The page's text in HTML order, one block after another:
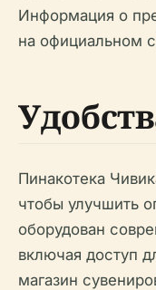
Информация о
на официальном
Пинакотека
чтобы улучшить
оборудован
включая доступ
магазин